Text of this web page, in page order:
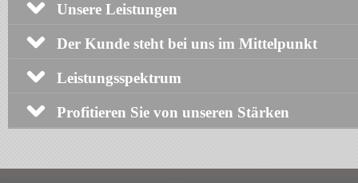
Unsere Leistungen
Der Kunde steht bei uns im Mittelpunkt
Leistungsspektrum
Profitieren Sie von unseren Stärken